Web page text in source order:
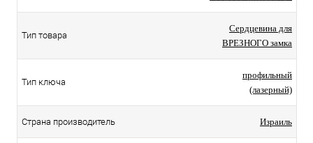
Тип товара
Сердцевина для
ВРЕЗНОГО замка
Тип ключа
профильный
(лазерный)
Страна производитель Израиль